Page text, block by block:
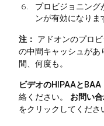
プロビジョニング
ンが有効になりま
注：
アドオンのプロ
の中間キャッシュがあ
間、何度も。
ビデオのHIPAAとBAA
絡ください。 お問い
をクリックしてくださ